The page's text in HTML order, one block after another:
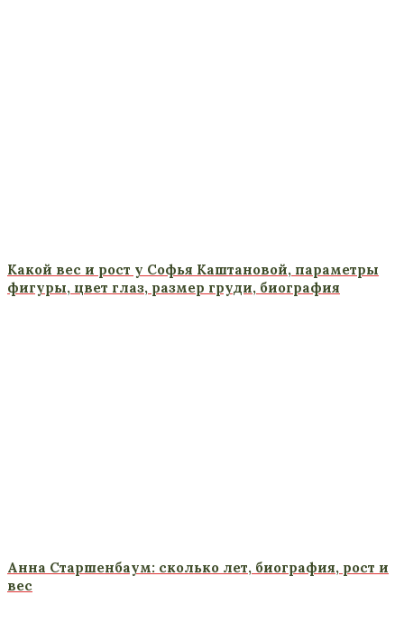
Какой вес и рост у Софья Каштановой, параметры
фигуры, цвет глаз, размер груди, биография
Анна Старшенбаум: сколько лет, биография, рост и
вес